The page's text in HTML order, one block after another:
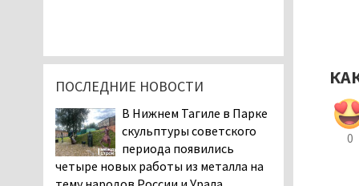
0
ПОСЛЕДНИЕ НОВОСТИ
В Нижнем Тагиле в Парке
скульптуры советского
периода появились
четыре новых работы из металла на